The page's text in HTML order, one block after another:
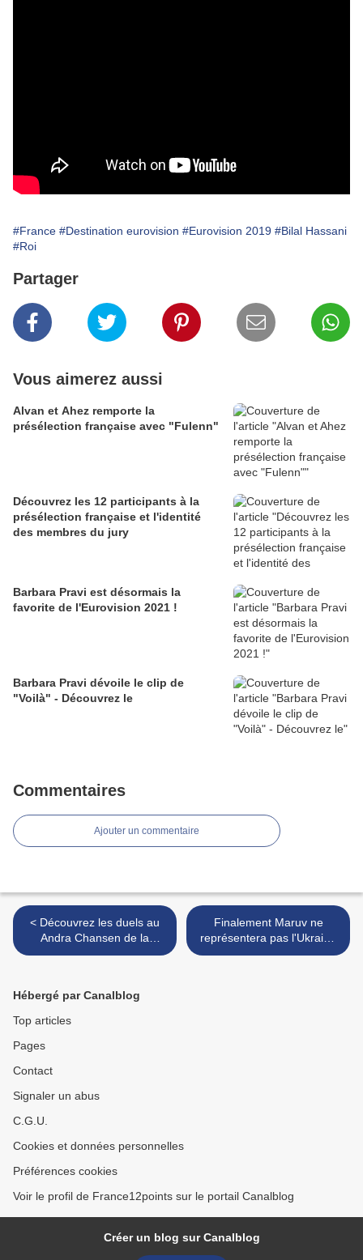
#France #Destination eurovision #Eurovision 2019 #Bilal Hassani
#Roi
Partager
Vous aimerez aussi
Alvan et Ahez remporte la
présélection française avec "Fulenn"
Découvrez les 12 participants à la
présélection française et l'identité
des membres du jury
Barbara Pravi est désormais la
favorite de l'Eurovision 2021 !
Barbara Pravi dévoile le clip de
"Voilà" - Découvrez le
Commentaires
Ajouter un commentaire
< Découvrez les duels au
Andra Chansen de la
présélection suédoise
Finalement Maruv ne
représentera pas l'Ukraine
à Tel Aviv >
Hébergé par Canalblog
Top articles
Pages
Contact
Signaler un abus
C.G.U.
Cookies et données personnelles
Préférences cookies
Voir le profil de France12points sur le portail Canalblog
Créer un blog sur Canalblog